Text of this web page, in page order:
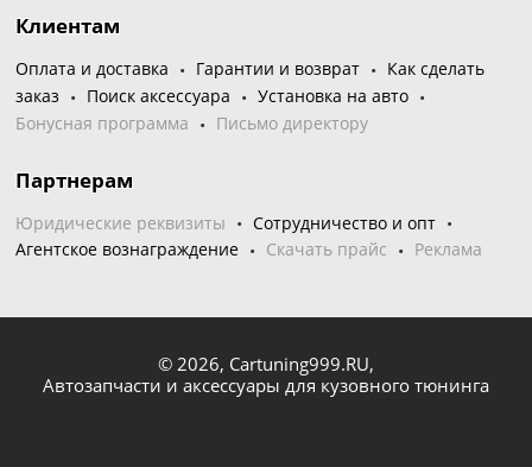
Клиентам
Оплата и доставка Гарантии и возврат
Как сделать
заказ
Поиск аксессуара
Установка на авто
Бонусная программа
Письмо директору
Партнерам
Юридические реквизиты
Сотрудничество и опт
Агентское вознаграждение
Скачать прайс Реклама
© 2026, Cartuning999.RU,
Автозапчасти и аксессуары для кузовного тюнинга